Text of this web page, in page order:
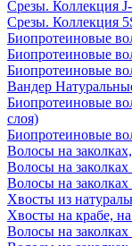
Срезы. Коллекция
Срезы. Коллекция
Биопротеиновые
Биопротеиновые
Биопротеиновые
Вандер
Биопротеиновые
слоя)
Биопротеиновые
Волосы на
Волосы на заколках
Волосы на заколках
Хвосты из
Хвосты на крабе,
Волосы на